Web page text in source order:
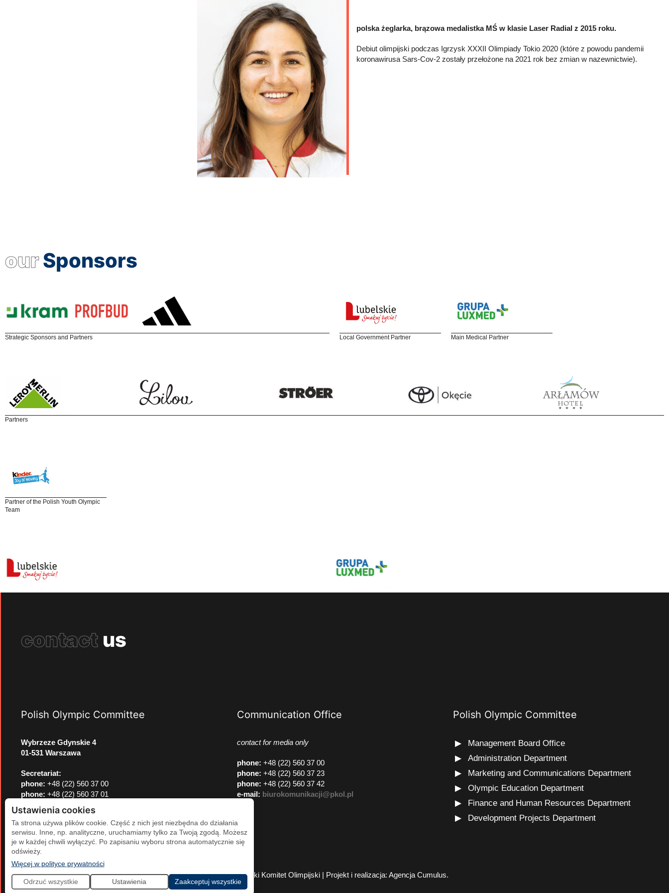
polska żeglarka, brązowa medalistka MŚ w klasie Laser Radial z 2015 roku.
Debiut olimpijski podczas Igrzysk XXXII Olimpiady Tokio 2020 (które z powodu pandemii
koronawirusa Sars-Cov-2 zostały przełożone na 2021 rok bez zmian w nazewnictwie).
ourSponsors
Strategic Sponsors and Partners Local Government Partner Main Medical Partner
Partners
Partner of the Polish Youth Olympic
Team
contact us
Polish Olympic Committee
Wybrzeze Gdynskie 4
01-531 Warszawa
Secretariat:
phone: +48 (22) 560 37 00
phone: +48 (22) 560 37 01
e-mail:
pkol@pkol.pl
Communication Office
contact for media only
phone: +48 (22) 560 37 00
phone: +48 (22) 560 37 23
phone: +48 (22) 560 37 42
e-mail: biurokomunikacji@pkol.pl
Polish Olympic Committee
Management Board Office
Administration Department
Marketing and Communications Department
Olympic Education Department
Finance and Human Resources Department
Development Projects Department
2026 Polski Komitet Olimpijski | Projekt i realizacja: Agencja Cumulus.
Ustawienia cookies
Ta strona używa plików cookie. Część z nich jest niezbędna do działania
serwisu. Inne, np. analityczne, uruchamiamy tylko za Twoją zgodą. Możesz
je w każdej chwili wyłączyć. Po zapisaniu wyboru strona automatycznie się
odświeży.
Więcej w polityce prywatności(otwiera się w nowej karcie)
Odrzuć wszystkie Ustawienia Zaakceptuj wszystkie